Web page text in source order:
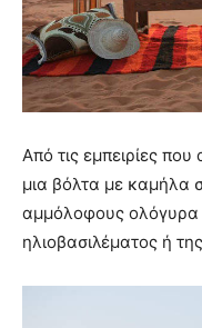
Από τις εμπειρίες
μια βόλτα με καμήλα
αμμόλοφους ολόγυρα
ηλιοβασιλέματος ή